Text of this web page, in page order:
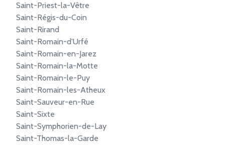
Saint-Priest-la-Vêtre
Saint-Régis-du-Coin
Saint-Rirand
Saint-Romain-d'Urfé
Saint-Romain-en-Jarez
Saint-Romain-la-Motte
Saint-Romain-le-Puy
Saint-Romain-les-Atheux
Saint-Sauveur-en-Rue
Saint-Sixte
Saint-Symphorien-de-Lay
Saint-Thomas-la-Garde